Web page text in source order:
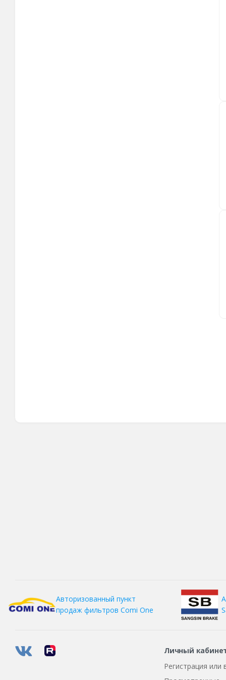
Авторизованный пункт
продаж фильтров Comi One
Личный
Регистрация или